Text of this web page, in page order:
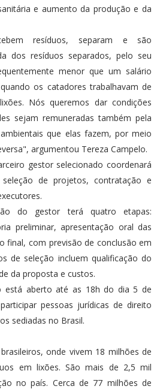
e aumento da produção e da
resíduos, separam e são
dos resíduos separados, pelo seu
menor que um salário
os catadores trabalhavam de
Nós queremos dar condições
sejam remuneradas também pela
que elas fazem, por meio
argumentou Tereza Campelo.
gestor selecionado coordenará
de projetos, contratação e
do gestor terá quatro etapas:
preliminar, apresentação oral das
final, com previsão de conclusão em
de seleção incluem qualificação do
da proposta e custos.
está aberto até as 18h do dia 5 de
pessoas jurídicas de direito
sediadas no Brasil.
onde vivem 18 milhões de
em lixões. São mais de 2,5 mil
no país. Cerca de 77 milhões de